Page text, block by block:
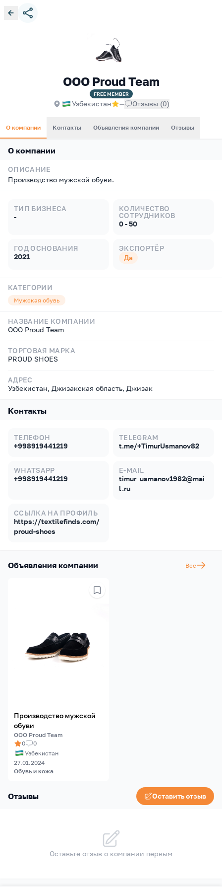
ООО Proud Team
FREEMEMBER
Узбекистан — Отзывы (0)
О компании Контакты Объявления компании Отзывы
О компании
ОПИСАНИЕ
Производство мужской обуви.
ТИП БИЗНЕСА
-
КОЛИЧЕСТВО
СОТРУДНИКОВ
0 - 50
ГОД ОСНОВАНИЯ
2021
ЭКСПОРТЁР
Да
КАТЕГОРИИ
Мужская обувь
НАЗВАНИЕ КОМПАНИИ
ООО Proud Team
ТОРГОВАЯ МАРКА
PROUD SHOES
АДРЕС
Узбекистан, Джизакская область, Джизак
Контакты
ТЕЛЕФОН
+998919441219
TELEGRAM
t.me/+TimurUsmanov82
WHATSAPP
+998919441219
E-MAIL
timur_usmanov1982@mai
l.ru
ССЫЛКА НА ПРОФИЛЬ
https://textilefinds.com/
proud-shoes
Объявления компании Все
Производство мужской
обуви
ООО Proud Team
0
0
Узбекистан
27.01.2024
Обувь и кожа
Отзывы Оставить отзыв
Оставьте отзыв о компании первым